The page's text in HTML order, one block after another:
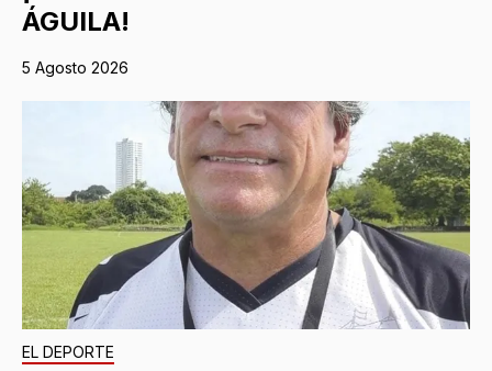
ÁGUILA!
5 Agosto 2026
EL DEPORTE